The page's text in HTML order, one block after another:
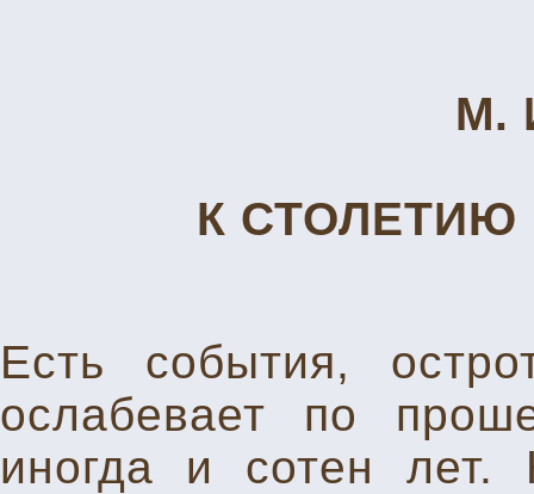
М.
К
Есть события,
ослабевает по
иногда и сотен